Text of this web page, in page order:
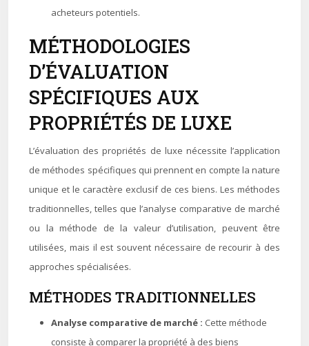
acheteurs potentiels.
MÉTHODOLOGIES
D’ÉVALUATION
SPÉCIFIQUES AUX
PROPRIÉTÉS DE LUXE
L’évaluation des propriétés de luxe nécessite l’application
de méthodes spécifiques qui prennent en compte la nature
unique et le caractère exclusif de ces biens. Les méthodes
traditionnelles, telles que l’analyse comparative de marché
ou la méthode de la valeur d’utilisation, peuvent être
utilisées, mais il est souvent nécessaire de recourir à des
approches spécialisées.
MÉTHODES TRADITIONNELLES
Analyse comparative de marché : Cette méthode
consiste à comparer la propriété à des biens